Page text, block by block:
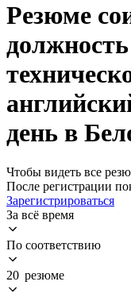
Резюме
день в
Чтобы видеть все
После регистрации
Зарегистрироваться
За всё время
По соответствию
20 резюме